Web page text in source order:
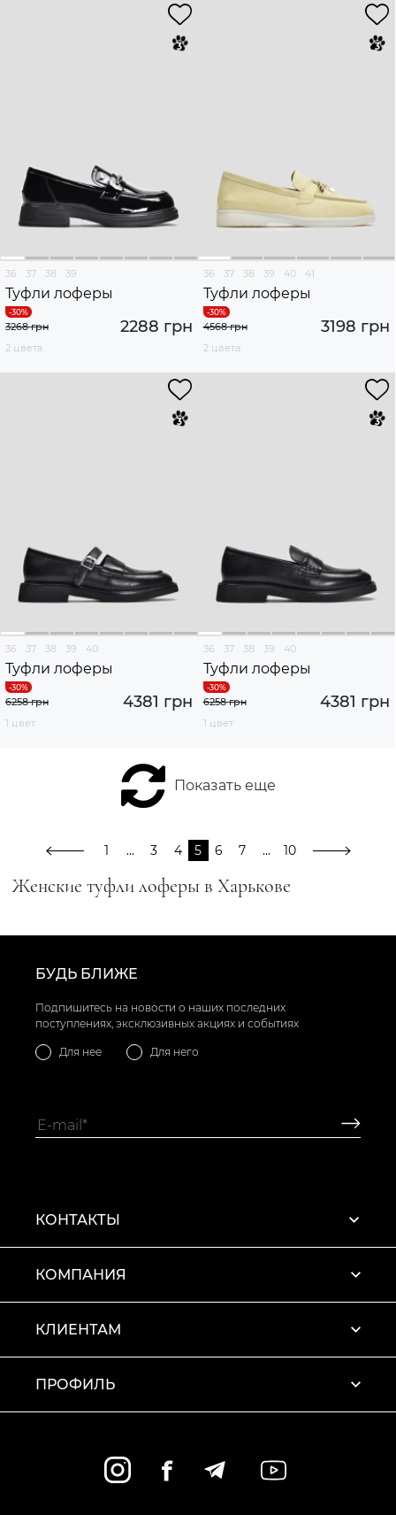
Женские туфли лоферы в Харькове
36 37 38 39
Туфли лоферы
2288 грн
3268 грн
2 цвета
36 37 38 39 40 41
Туфли лоферы
3198 грн
4568 грн
2 цвета
36 37 38 39 40
Туфли лоферы
4381 грн
6258 грн
1 цвет
36 37 38 39 40
Туфли лоферы
4381 грн
6258 грн
1 цвет
Показать еще
1 ... 3 4 5 6 7 ... 10
БУДЬ БЛИЖЕ
Подпишитесь на новости о наших последних
поступлениях, эксклюзивных акциях и событиях
Для нее Для него
КОНТАКТЫ
КОМПАНИЯ
КЛИЕНТАМ
ПРОФИЛЬ